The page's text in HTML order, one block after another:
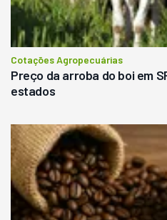
Cotações Agropecuárias
Preço da arroba do boi em
estados